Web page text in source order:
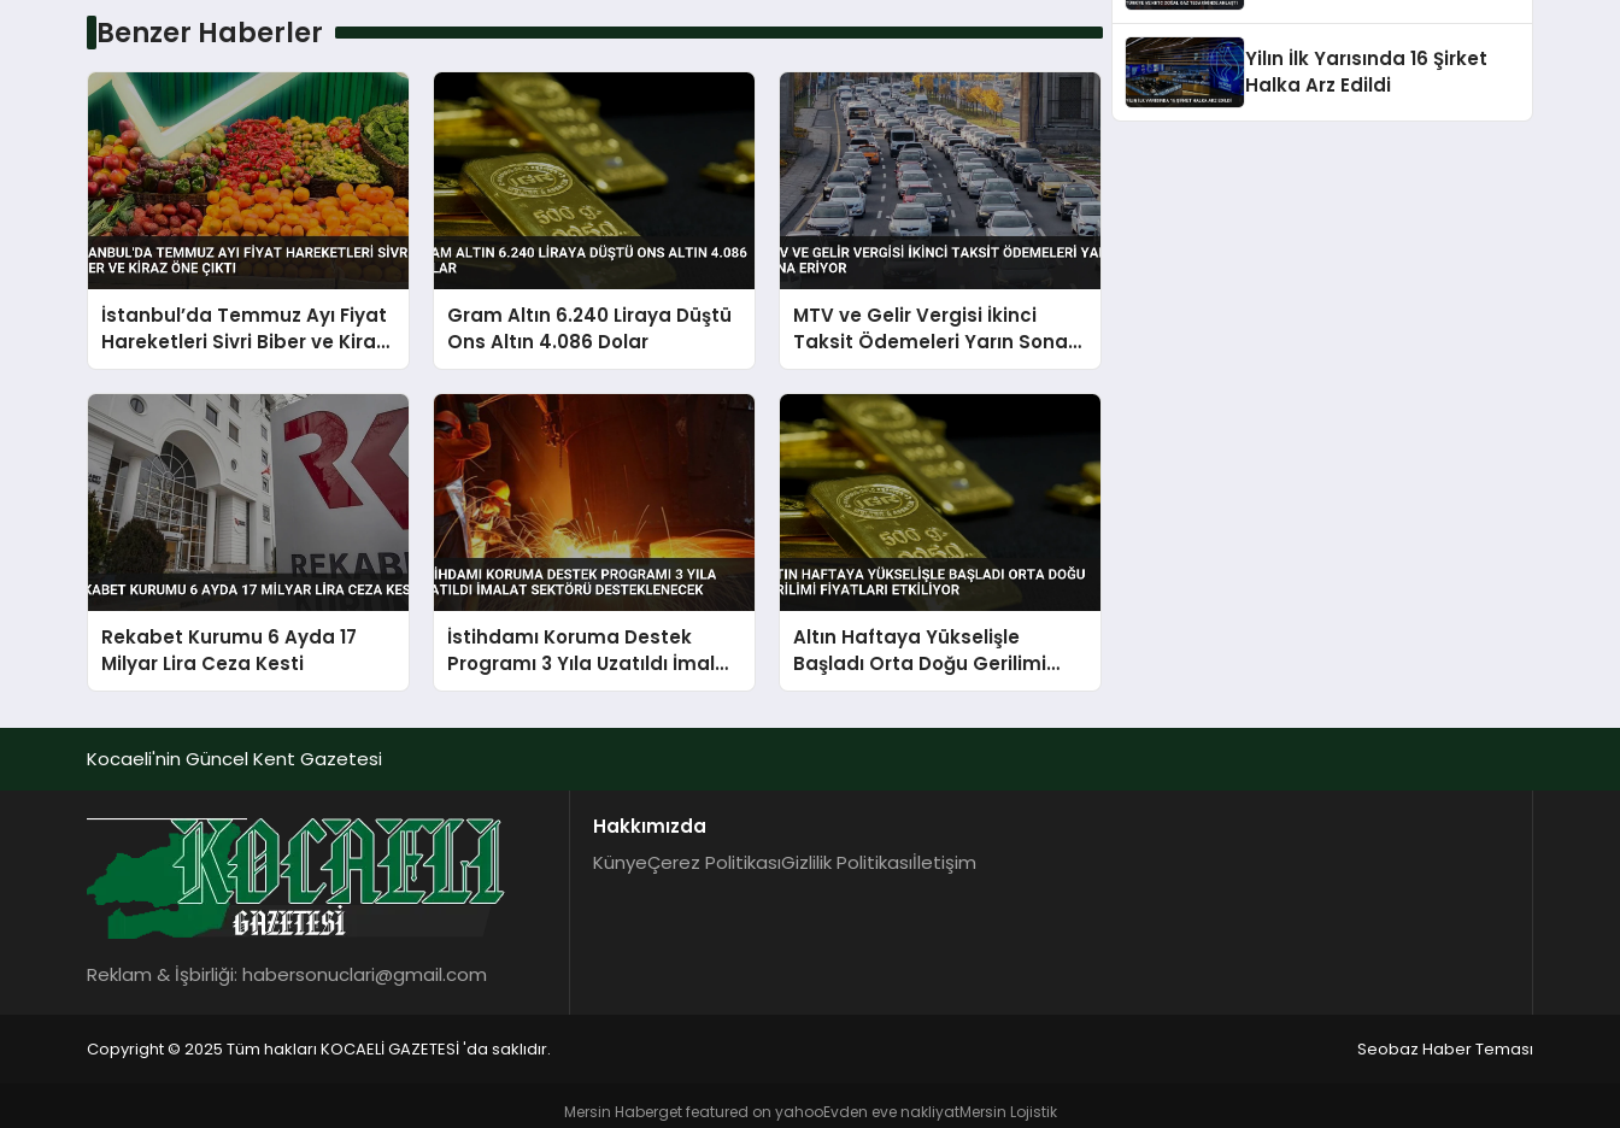
Benzer Haberler
İstanbul’da Temmuz Ayı Fiyat
Hareketleri Sivri Biber ve Kiraz
Öne Çıktı
Gram Altın 6.240 Liraya Düştü
Ons Altın 4.086 Dolar
MTV ve Gelir Vergisi İkinci
Taksit Ödemeleri Yarın Sona
Eriyor
Rekabet Kurumu 6 Ayda 17
Milyar Lira Ceza Kesti
İstihdamı Koruma Destek
Programı 3 Yıla Uzatıldı İmalat
Sektörü Desteklenecek
Altın Haftaya Yükselişle
Başladı Orta Doğu Gerilimi
Fiyatları Etkiliyor
Yilın İlk Yarısında 16 Şirket
Halka Arz Edildi
Kocaeli'nin Güncel Kent Gazetesi
Reklam & İşbirliği: habersonuclari@gmail.com
Hakkımızda
KünyeÇerez PolitikasıGizlilik Politikasıİletişim
Copyright © 2025 Tüm hakları KOCAELİ GAZETESİ 'da saklıdır. Seobaz Haber Teması
Mersin Haberget featured on yahooEvden eve nakliyatMersin Lojistik